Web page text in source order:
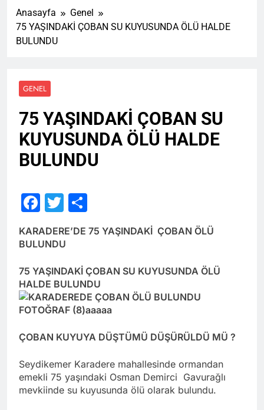
Anasayfa
Genel
75 YAŞINDAKİ ÇOBAN SU KUYUSUNDA ÖLÜ HALDE
BULUNDU
GENEL
75 YAŞINDAKİ ÇOBAN SU
KUYUSUNDA ÖLÜ HALDE
BULUNDU
Facebook
Twitter
KARADERE’DE 75 YAŞINDAKİ ÇOBAN ÖLÜ
BULUNDU
75 YAŞINDAKİ ÇOBAN SU KUYUSUNDA ÖLÜ
HALDE BULUNDU
ÇOBAN KUYUYA DÜŞTÜMÜ DÜŞÜRÜLDÜ MÜ ?
Seydikemer Karadere mahallesinde ormandan
emekli 75 yaşındaki Osman Demirci Gavurağlı
mevkiinde su kuyusunda ölü olarak bulundu.